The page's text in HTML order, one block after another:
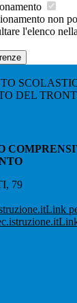
non
l'elenco
DEL
79
Link